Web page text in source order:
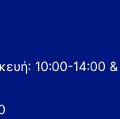
10:00-14:00 &